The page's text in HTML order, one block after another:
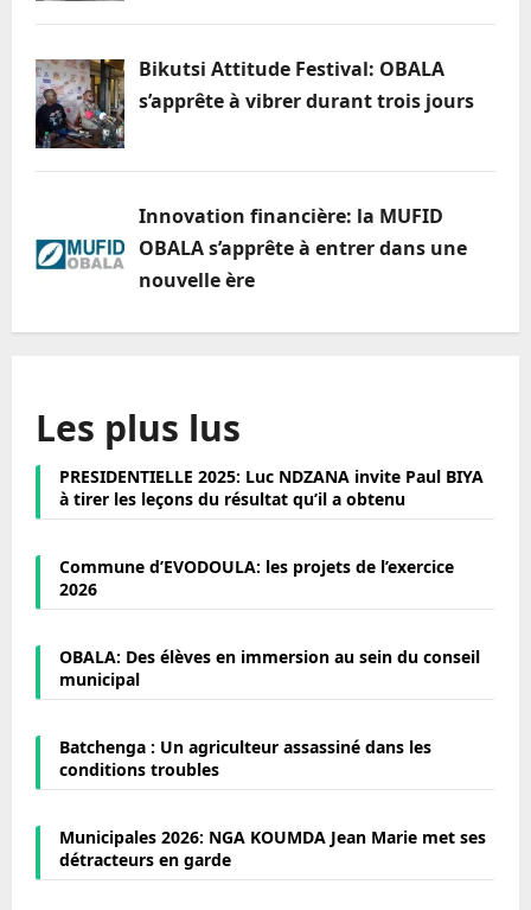
Bikutsi Attitude Festival: OBALA
s’apprête à vibrer durant trois jours
Innovation financière: la MUFID
OBALA s’apprête à entrer dans une
nouvelle ère
Les plus lus
PRESIDENTIELLE 2025: Luc NDZANA invite Paul BIYA
à tirer les leçons du résultat qu’il a obtenu
Commune d’EVODOULA: les projets de l’exercice
2026
OBALA: Des élèves en immersion au sein du conseil
municipal
Batchenga : Un agriculteur assassiné dans les
conditions troubles
Municipales 2026: NGA KOUMDA Jean Marie met ses
détracteurs en garde